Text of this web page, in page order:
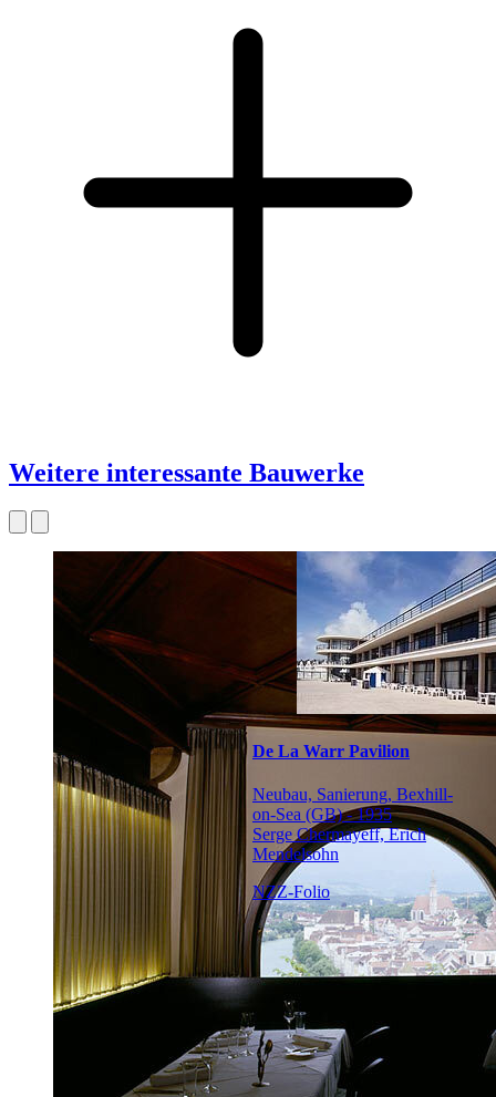
Weitere interessante Bauwerke
De La Warr Pavilion
Neubau, Sanierung, Bexhill-
on-Sea (GB) - 1935
Serge Chermayeff, Erich
Mendelsohn
NZZ-Folio